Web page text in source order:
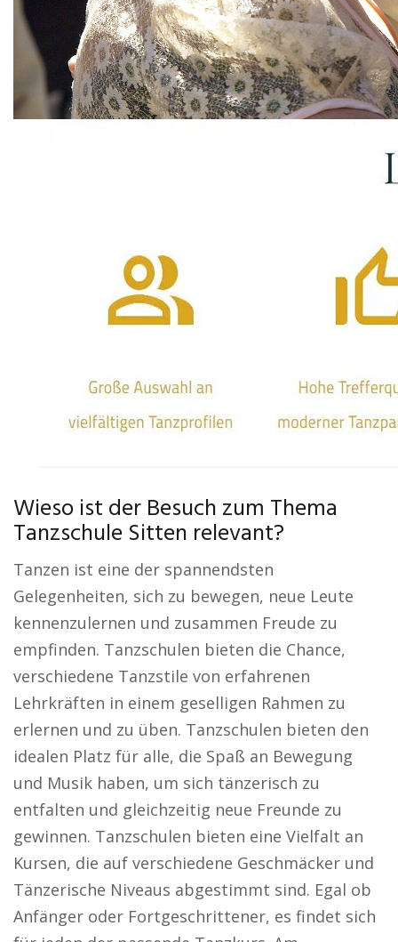
Wieso ist der Besuch zum Thema
Tanzschule Sitten relevant?
Tanzen ist eine der spannendsten
Gelegenheiten, sich zu bewegen, neue Leute
kennenzulernen und zusammen Freude zu
empfinden. Tanzschulen bieten die Chance,
verschiedene Tanzstile von erfahrenen
Lehrkräften in einem geselligen Rahmen zu
erlernen und zu üben. Tanzschulen bieten den
idealen Platz für alle, die Spaß an Bewegung
und Musik haben, um sich tänzerisch zu
entfalten und gleichzeitig neue Freunde zu
gewinnen. Tanzschulen bieten eine Vielfalt an
Kursen, die auf verschiedene Geschmäcker und
Tänzerische Niveaus abgestimmt sind. Egal ob
Anfänger oder Fortgeschrittener, es findet sich